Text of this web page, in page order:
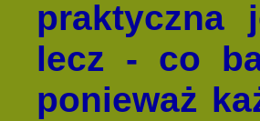
praktyczna
lecz - co
ponieważ